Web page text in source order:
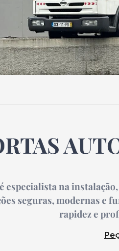
especialista na
seguras, modernas e
rapidez e